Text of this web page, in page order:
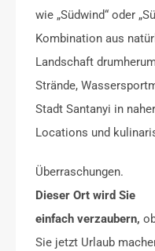
wie „Südwind“ oder
Kombination aus
Landschaft
Strände,
Stadt Santanyi in
Locations und
Überraschungen.
Dieser Ort wird Sie
einfach verzaubern,
Sie jetzt Urlaub